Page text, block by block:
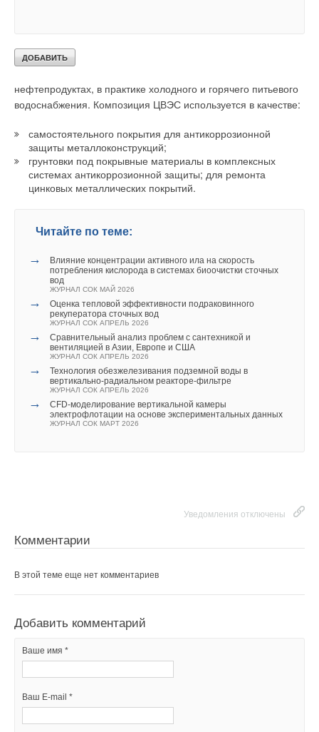
типов и категорий размещения; в пресной и морской воде, в
нефтепродуктах, в практике холодного и горячего питьевого
водоснабжения. Композиция ЦВЭС используется в качестве:
самостоятельного покрытия для антикоррозионной
защиты металлоконструкций;
грунтовки под покрывные материалы в комплексных
системах антикоррозионной защиты; для ремонта
цинковых металлических покрытий.
Читайте по теме:
→
Влияние концентрации активного ила на скорость
потребления кислорода в системах биоочистки сточных
вод
ЖУРНАЛ СОК МАЙ 2026
→
Оценка тепловой эффективности подраковинного
рекуператора сточных вод
ЖУРНАЛ СОК АПРЕЛЬ 2026
→
Сравнительный анализ проблем с сантехникой и
вентиляцией в Азии, Европе и США
ЖУРНАЛ СОК АПРЕЛЬ 2026
→
Технология обезжелезивания подземной воды в
вертикально-радиальном реакторе-фильтре
ЖУРНАЛ СОК АПРЕЛЬ 2026
→
CFD-моделирование вертикальной камеры
электрофлотации на основе экспериментальных данных
ЖУРНАЛ СОК МАРТ 2026
Уведомления отключены
Комментарии
В этой теме еще нет комментариев
Добавить комментарий
Ваше имя *
Ваш E-mail *